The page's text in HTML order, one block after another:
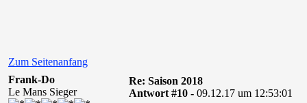
Zum Seitenanfang
Frank-Do
Le Mans Sieger
Re: Saison 2018
Antwort #10 - 09.12.17 um 12:53:01